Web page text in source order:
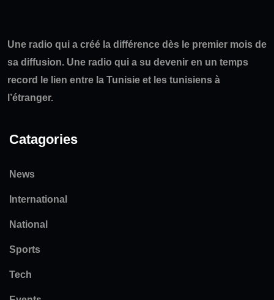
Une radio qui a créé la différence dès le premier mois de
sa diffusion. Une radio qui a su devenir en un temps
record le lien entre la Tunisie et les tunisiens à
l’étranger.
Catagories
News
International
National
Sports
Tech